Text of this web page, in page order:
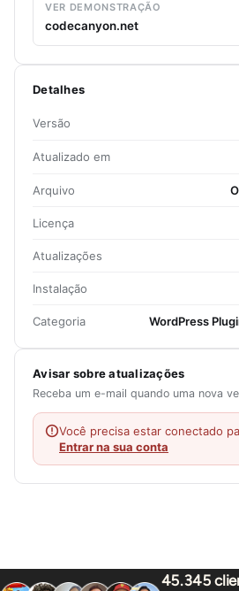
VER DEMONSTRAÇÃO
codecanyon.net
Detalhes
Versão
Atualizado em
Arquivo
Licença
Atualizações
Instalação
Categoria WordPress
Avisar sobre atualizações
Receba um e-mail quando uma nova
Você precisa estar conectado
Entrar na sua conta
45.345